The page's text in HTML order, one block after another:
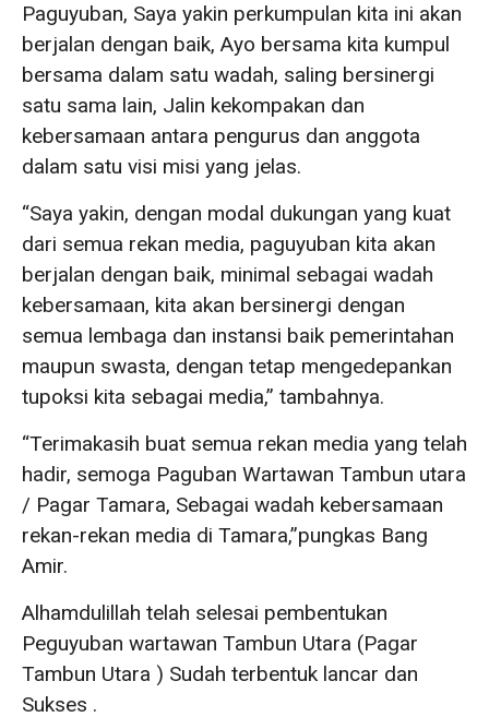
Paguyuban, Saya yakin perkumpulan kita ini akan
berjalan dengan baik, Ayo bersama kita kumpul
bersama dalam satu wadah, saling bersinergi
satu sama lain, Jalin kekompakan dan
kebersamaan antara pengurus dan anggota
dalam satu visi misi yang jelas.
“Saya yakin, dengan modal dukungan yang kuat
dari semua rekan media, paguyuban kita akan
berjalan dengan baik, minimal sebagai wadah
kebersamaan, kita akan bersinergi dengan
semua lembaga dan instansi baik pemerintahan
maupun swasta, dengan tetap mengedepankan
tupoksi kita sebagai media,” tambahnya.
“Terimakasih buat semua rekan media yang telah
hadir, semoga Paguban Wartawan Tambun utara
/ Pagar Tamara, Sebagai wadah kebersamaan
rekan-rekan media di Tamara,”pungkas Bang
Amir.
Alhamdulillah telah selesai pembentukan
Peguyuban wartawan Tambun Utara (Pagar
Tambun Utara ) Sudah terbentuk lancar dan
Sukses .